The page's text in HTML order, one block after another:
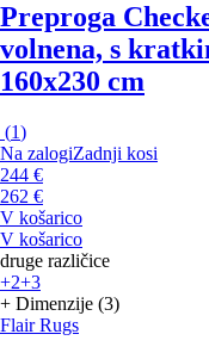
Preproga
volnena, s
160x230 cm
(1)
Na zalogiZadnji kosi
244 €
262 €
V košarico
V košarico
druge različice
+2+3
+ Dimenzije (3)
Flair Rugs